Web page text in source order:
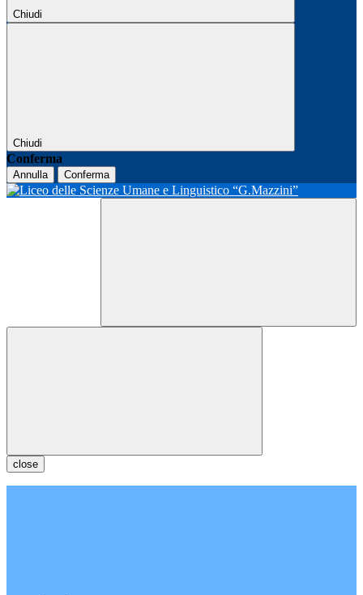
Chiudi
Chiudi
Conferma
Annulla Conferma
close